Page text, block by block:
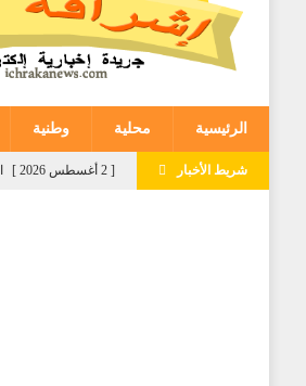
الرئيسية محلية وطنية
شريط الأخبار [ 2 أغسطس 2026 ]